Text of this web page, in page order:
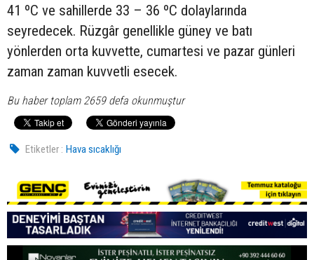
41 ºC ve sahillerde 33 – 36 ºC dolaylarında
seyredecek. Rüzgâr genellikle güney ve batı
yönlerden orta kuvvette, cumartesi ve pazar günleri
zaman zaman kuvvetli esecek.
Bu haber toplam 2659 defa okunmuştur
Etiketler : Hava sıcaklığı